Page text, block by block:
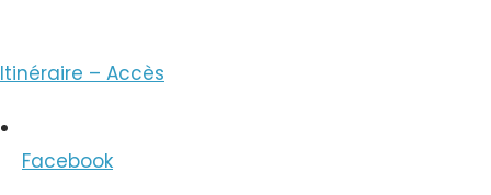
Itinéraire – Accès
Facebook